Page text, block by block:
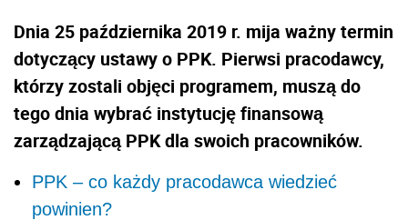
Dnia 25 października 2019 r. mija ważny termin
dotyczący ustawy o PPK. Pierwsi pracodawcy,
którzy zostali objęci programem, muszą do
tego dnia wybrać instytucję finansową
zarządzającą PPK dla swoich pracowników.
PPK – co każdy pracodawca wiedzieć
powinien?